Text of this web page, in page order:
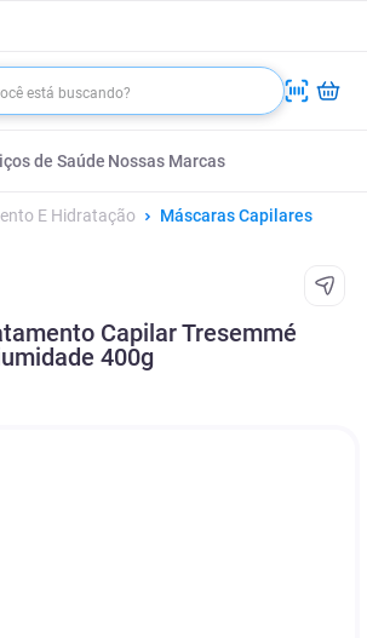
de Saúde Nossas Marcas
E Hidratação Máscaras Capilares
Capilar Tresemmé
400g